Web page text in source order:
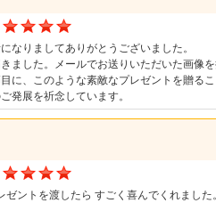
なりましてありがとうございました。
ました。メールでお送りいただいた画像
に、このような素敵なプレゼントを贈るこ
発展を祈念しています。
ゼントを渡したら すごく喜んでくれました。